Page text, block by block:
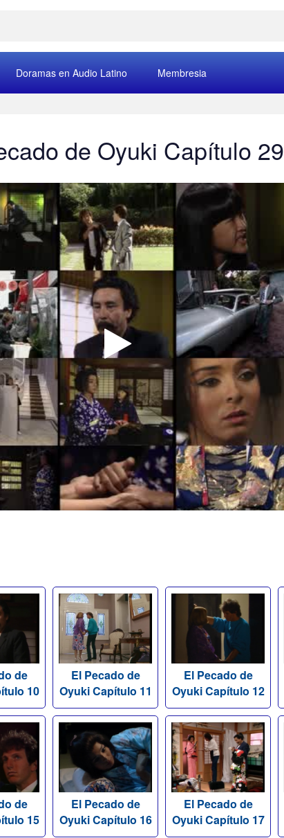
Doramas en Audio Latino Membresia
de Oyuki Capítulo 29
de
10
El Pecado de
Oyuki Capítulo 11
El Pecado de
Oyuki Capítulo 12
de
15
El Pecado de
Oyuki Capítulo 16
El Pecado de
Oyuki Capítulo 17